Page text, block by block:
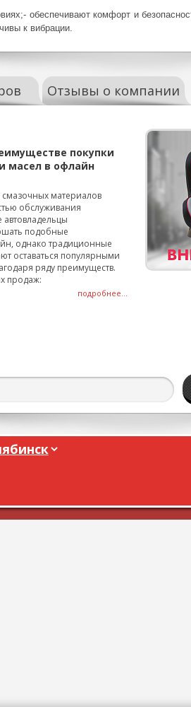
- обеспечивают комфорт и
к вибрации.
Отзывы о компании
покупки
масел в офлайн
смазочных материалов
обслуживания
подобные
однако традиционные
оставаться популярными
ряду преимуществ.
продаж:
подробнее...